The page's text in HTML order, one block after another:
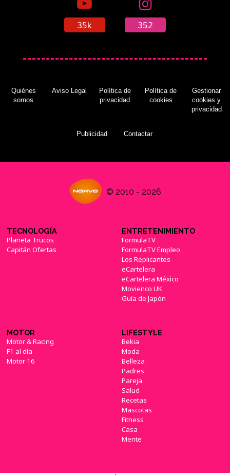
35k 352
Quiénes
somos
Aviso Legal
Política de
privacidad
Política de
cookies
Gestionar
cookies y
privacidad
Publicidad Contactar
© 2010 - 2026
TECNOLOGÍA
Planeta Trucos
Capitán Ofertas
ENTRETENIMIENTO
FormulaTV
FormulaTV Empleo
Los Replicantes
eCartelera
eCartelera México
Movienco UK
Guía de Japón
MOTOR
Motor & Racing
F1 al día
Motor 16
LIFESTYLE
Bekia
Moda
Belleza
Padres
Pareja
Salud
Recetas
Mascotas
Fitness
Casa
Mente